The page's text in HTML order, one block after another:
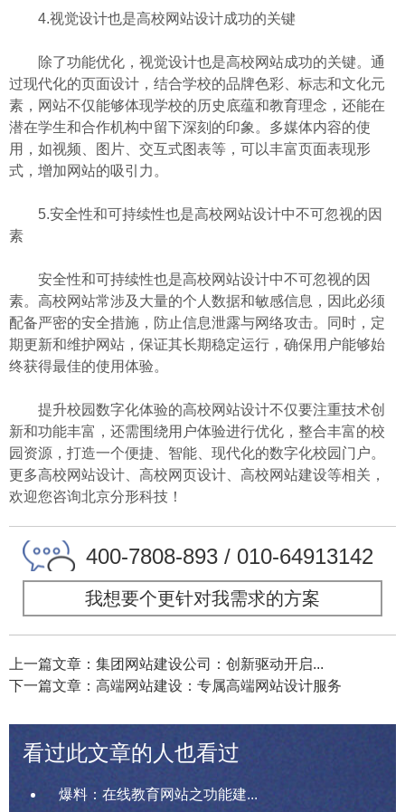
4.视觉设计也是高校网站设计成功的关键
除了功能优化，视觉设计也是高校网站成功的关键。通
过现代化的页面设计，结合学校的品牌色彩、标志和文化元
素，网站不仅能够体现学校的历史底蕴和教育理念，还能在
潜在学生和合作机构中留下深刻的印象。多媒体内容的使
用，如视频、图片、交互式图表等，可以丰富页面表现形
式，增加网站的吸引力。
5.安全性和可持续性也是高校网站设计中不可忽视的因
素
安全性和可持续性也是高校网站设计中不可忽视的因
素。高校网站常涉及大量的个人数据和敏感信息，因此必须
配备严密的安全措施，防止信息泄露与网络攻击。同时，定
期更新和维护网站，保证其长期稳定运行，确保用户能够始
终获得最佳的使用体验。
提升校园数字化体验的高校网站设计不仅要注重技术创
新和功能丰富，还需围绕用户体验进行优化，整合丰富的校
园资源，打造一个便捷、智能、现代化的数字化校园门户。
更多高校网站设计、高校网页设计、高校网站建设等相关，
欢迎您咨询北京分形科技！
400-7808-893 / 010-64913142
我想要个更针对我需求的方案
上一篇文章：集团网站建设公司：创新驱动开启...
下一篇文章：高端网站建设：专属高端网站设计服务
看过此文章的人也看过
爆料：在线教育网站之功能建...